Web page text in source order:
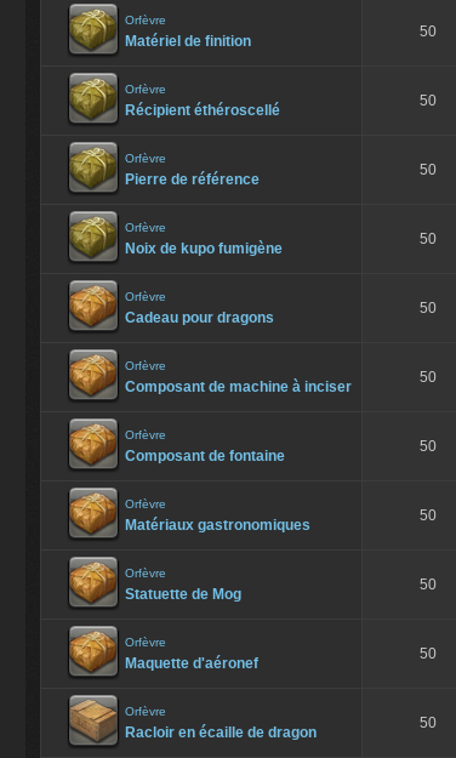
Orfèvre
Matériel de finition
50
Orfèvre
Récipient éthéroscellé
50
Orfèvre
Pierre de référence
50
Orfèvre
Noix de kupo fumigène
50
Orfèvre
Cadeau pour dragons
50
Orfèvre
Composant de machine à inciser
50
Orfèvre
Composant de fontaine
50
Orfèvre
Matériaux gastronomiques
50
Orfèvre
Statuette de Mog
50
Orfèvre
Maquette d'aéronef
50
Orfèvre
Racloir en écaille de dragon
50